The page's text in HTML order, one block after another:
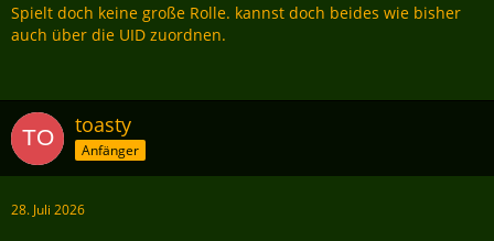
Spielt doch keine große Rolle. kannst doch beides wie bisher
auch über die UID zuordnen.
toasty
Anfänger
28. Juli 2026